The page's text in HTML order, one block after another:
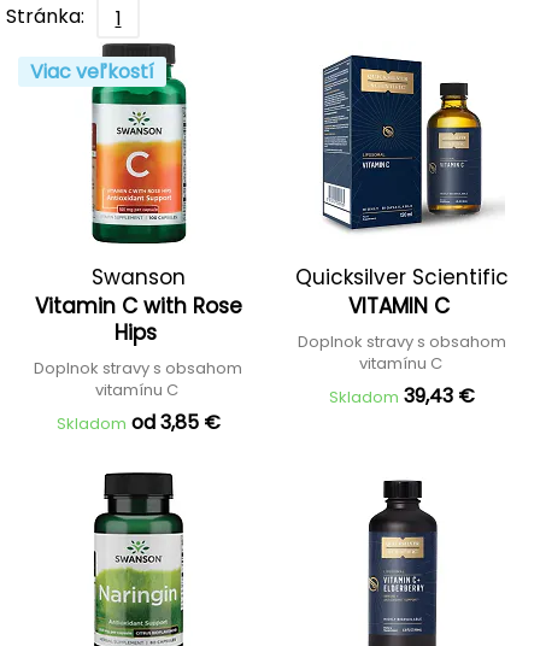
Stránka:
1
Viac veľkostí
Swanson
Vitamin C with Rose
Hips
Doplnok stravy s obsahom
vitamínu C
Skladom od 3,85 €
Quicksilver Scientific
VITAMIN C
Doplnok stravy s obsahom
vitamínu C
Skladom 39,43 €